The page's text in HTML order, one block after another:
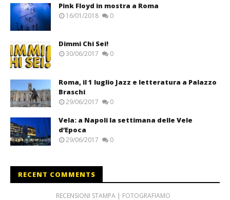
Pink Floyd in mostra a Roma
16/01/2018 0
Dimmi Chi Sei!
30/06/2017 0
Roma, il 1 luglio Jazz e letteratura a Palazzo
Braschi
29/06/2017 0
Vela: a Napoli la settimana delle Vele
d’Epoca
29/06/2017 0
RECENT COMMENTS
RECENSIONI STAMPA | FOTOGRAFIAMO